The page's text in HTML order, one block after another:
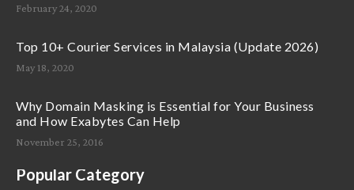
February 24, 2020
Top 10+ Courier Services in Malaysia (Update 2026)
May 18, 2020
Why Domain Masking is Essential for Your Business
and How Exabytes Can Help
November 25, 2016
Popular Category